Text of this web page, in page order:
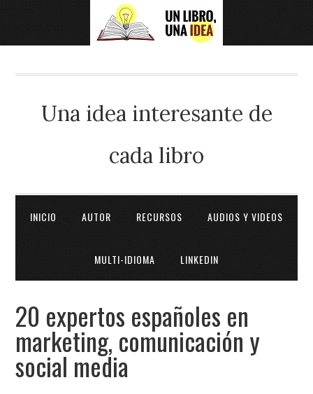
Una idea interesante de
cada libro
INICIO AUTOR RECURSOS AUDIOS Y VIDEOS
MULTI-IDIOMA LINKEDIN
20 expertos españoles en
marketing, comunicación y
social media